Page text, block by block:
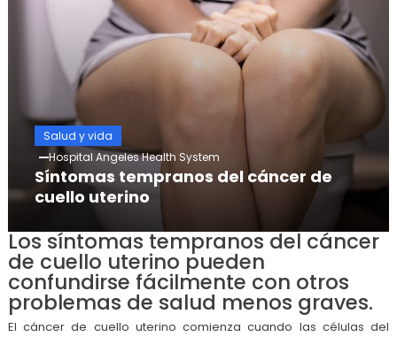
Salud y vida
Hospital Angeles Health System
Síntomas tempranos del cáncer de
cuello uterino
Los síntomas tempranos del cáncer
de cuello uterino pueden
confundirse fácilmente con otros
problemas de salud menos graves.
El cáncer de cuello uterino comienza cuando las células del